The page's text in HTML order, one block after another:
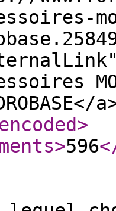
>
>596